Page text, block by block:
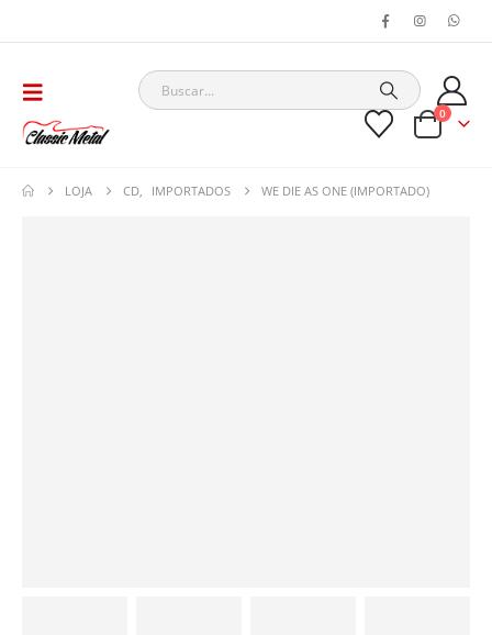
0
LOJA CD IMPORTADOS WE DIE AS ONE (IMPORTADO)